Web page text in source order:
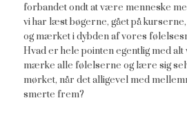
forbandet ondt at være menneske
vi har læst bøgerne, gået på
og mærket i dybden af vores
Hvad er hele pointen egentlig med
mærke alle følelserne og lære sig
mørket, når det alligevel med
smerte frem?